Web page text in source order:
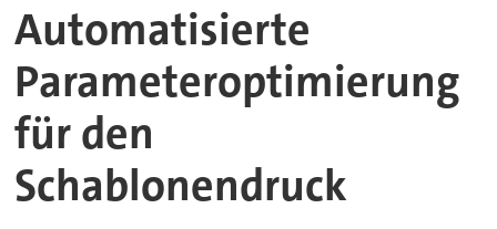
Automatisierte
Parameteroptimierung
für den
Schablonendruck